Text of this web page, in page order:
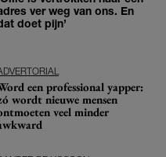
ver weg van ons. En
doet pijn’
een professional yapper:
wordt nieuwe mensen
veel minder